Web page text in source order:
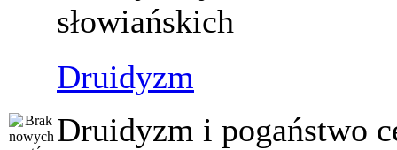
słowiańskich
Druidyzm
Druidyzm i pogaństwo